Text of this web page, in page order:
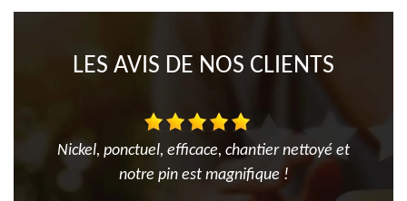
LES AVIS DE NOS CLIENTS
Nickel, ponctuel, efficace, chantier nettoyé et
notre pin est magnifique !